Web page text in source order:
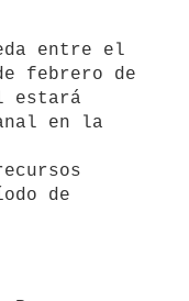
febrero de
estará
en la
de